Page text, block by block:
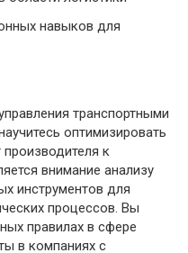
навыков для
транспортными
оптимизировать
к
внимание анализу
инструментов для
процессов. Вы
правилах в сфере
в компаниях с